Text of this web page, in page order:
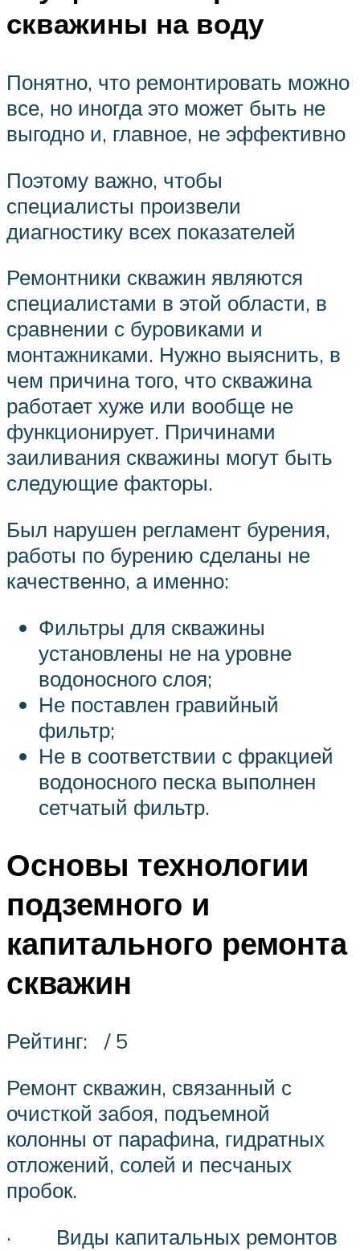
скважины на воду
Понятно, что ремонтировать можно
все, но иногда это может быть не
выгодно и, главное, не эффективно
Поэтому важно, чтобы
специалисты произвели
диагностику всех показателей
Ремонтники скважин являются
специалистами в этой области, в
сравнении с буровиками и
монтажниками. Нужно выяснить, в
чем причина того, что скважина
работает хуже или вообще не
функционирует. Причинами
заиливания скважины могут быть
следующие факторы.
Был нарушен регламент бурения,
работы по бурению сделаны не
качественно, а именно:
Фильтры для скважины
установлены не на уровне
водоносного слоя;
Не поставлен гравийный
фильтр;
Не в соответствии с фракцией
водоносного песка выполнен
сетчатый фильтр.
Основы технологии
подземного и
капитального ремонта
скважин
Рейтинг: / 5
Ремонт скважин, связанный с
очисткой забоя, подъемной
колонны от парафина, гидратных
отложений, солей и песчаных
пробок.
· Виды капитальных ремонтов